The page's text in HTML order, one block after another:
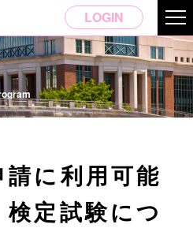
LOGIN
に利用可能
定試験につ